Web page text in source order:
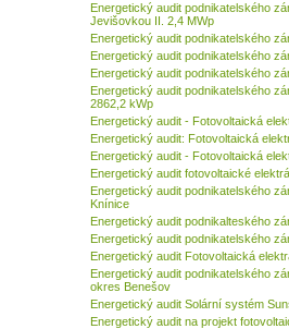
Energetický audit podnikatelského
Jevišovkou II. 2,4 MWp
Energetický audit podnikatelského
Energetický audit podnikatelského
Energetický audit podnikatelského
Energetický audit podnikatelského
2862,2 kWp
Energetický audit - Fotovoltaická
Energetický audit: Fotovoltaická
Energetický audit - Fotovoltaická
Energetický audit fotovoltaické
Energetický audit podnikatelského
Knínice
Energetický audit podnikalteského
Energetický audit podnikatelského
Energetický audit Fotovoltaická
Energetický audit podnikatelského
okres Benešov
Energetický audit Solární systém
Energetický audit na projekt